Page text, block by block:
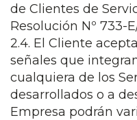
de Clientes de
Resolución Nº 733-
2.4. El Cliente
señales que
cualquiera de los
desarrollados o a
Empresa podrán